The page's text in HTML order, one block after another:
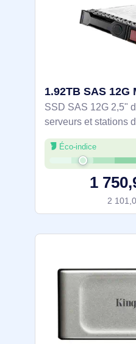
SSD SAS 12G 2,5"
serveurs et stations
les charges à usage
jusqu'à 810 Mo/s en
écriture, 96k/52k
Éco-indice
1
2